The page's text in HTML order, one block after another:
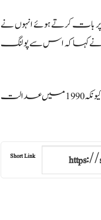
کرتے ہوئے انہوں نے
نے کہا کہ اس سے پولنگ
ان کا کہنا تھا کہ پاکستان مسلم لیگ (ن) کبھی بھی شفاف انتخابات کے ذریعے اقتدار میں نہیں آئی تھی کیونکہ 1990 میں عدالت
Short Link